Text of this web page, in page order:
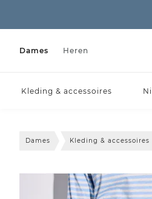
Dames Heren
Kleding & accessoires
Dames Kleding & accessoires